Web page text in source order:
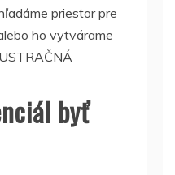
priestor pre
ho vytvárame
byť